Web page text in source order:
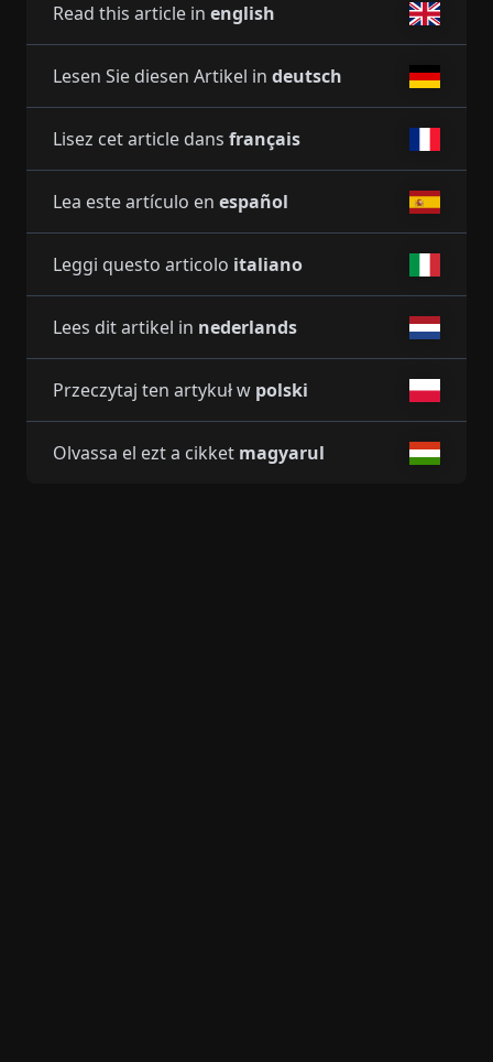
Read this article in english
Lesen Sie diesen Artikel in deutsch
Lisez cet article dans français
Lea este artículo en español
Leggi questo articolo italiano
Lees dit artikel in nederlands
Przeczytaj ten artykuł w polski
Olvassa el ezt a cikket magyarul